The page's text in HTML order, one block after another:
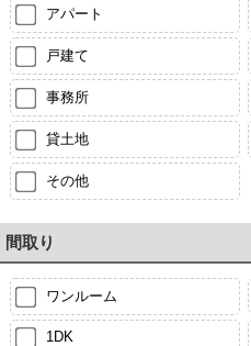
アパート
戸建て
事務所
貸土地
その他
間取り
ワンルーム
1DK